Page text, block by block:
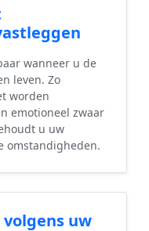
wanneer u de
leven. Zo
worden
emotioneel zwaar
u uw
omstandigheden.
uw